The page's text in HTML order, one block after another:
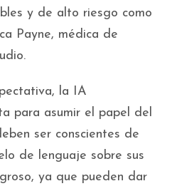
y de alto riesgo como
Payne, médica de
la IA
para asumir el papel del
ser conscientes de
de lenguaje sobre sus
ya que pueden dar